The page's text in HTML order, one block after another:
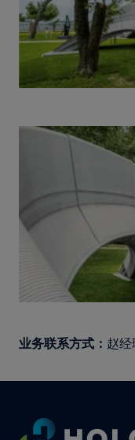
业务联系方式： 赵
Footer